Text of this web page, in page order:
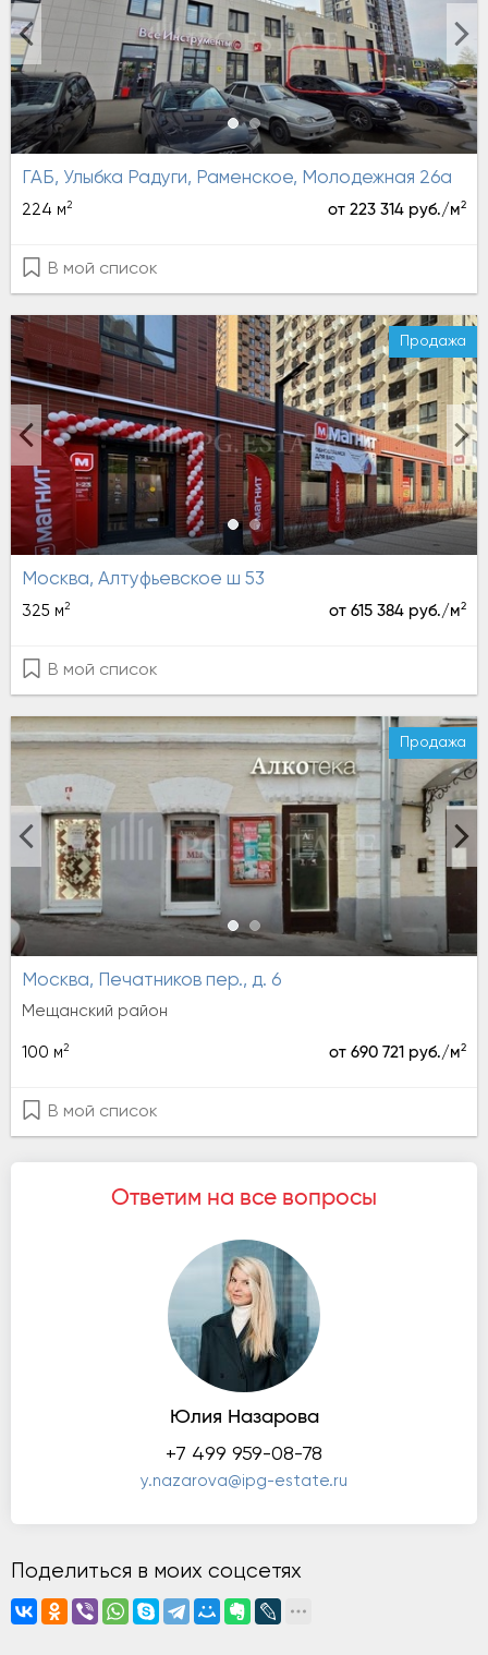
ГАБ, Улыбка Радуги, Раменское, Молодежная 26а
224 м2 от 223 314 руб./м2
В мой список
Продажа
Москва, Алтуфьевское ш 53
325 м2 от 615 384 руб./м2
В мой список
Продажа
Москва, Печатников пер., д. 6
Мещанский район
100 м2 от 690 721 руб./м2
В мой список
Ответим на все вопросы
Юлия Назарова
+7 499 959-08-78
y.nazarova@ipg-estate.ru
Поделиться в моих соцсетях